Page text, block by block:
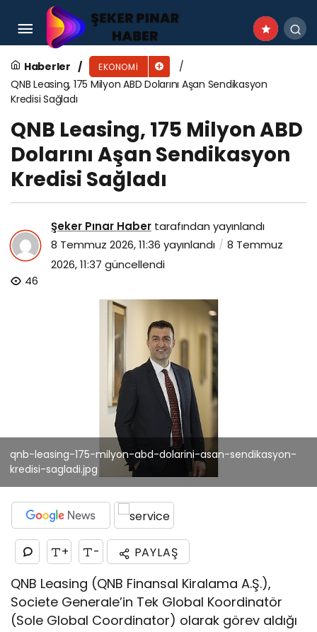
Haberler EKONOMI
QNB Leasing, 175 Milyon ABD Dolarını Aşan Sendikasyon
Kredisi Sağladı
QNB Leasing, 175 Milyon ABD
Dolarını Aşan Sendikasyon
Kredisi Sağladı
Şeker Pınar Haber tarafından yayınlandı
8 Temmuz 2026, 11:36 yayınlandı
8 Temmuz
2026, 11:37 güncellendi
46
qnb-leasing-175-milyon-abd-dolarini-asan-sendikasyon-
kredisi-sagladi.jpg
+ - PAYLAŞ
QNB Leasing (QNB Finansal Kiralama A.Ş.),
Societe Generale’in Tek Global Koordinatör
(Sole Global Coordinator) olarak görev aldığı
QNB Sigorta çalışanları, Elden Ele Projesi ile
paylaşmanın gücünü büyütüyor